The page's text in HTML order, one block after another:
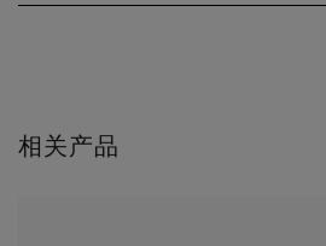
相关产品